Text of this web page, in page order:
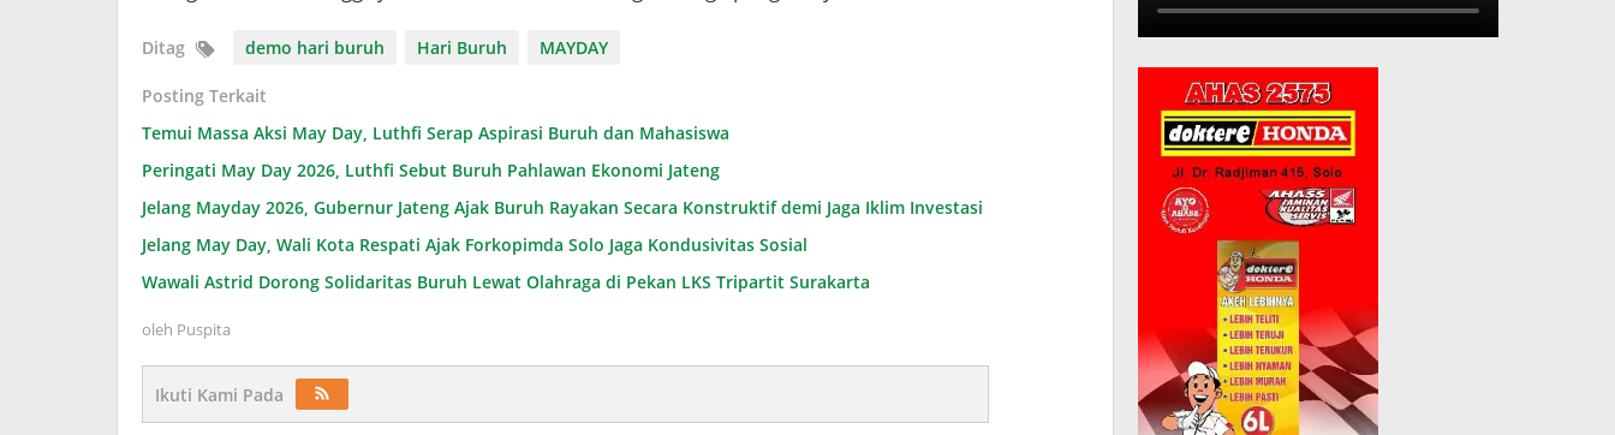
Ditag demo hari buruh Hari Buruh MAYDAY
Posting Terkait
Temui Massa Aksi May Day, Luthfi Serap Aspirasi Buruh dan Mahasiswa
Peringati May Day 2026, Luthfi Sebut Buruh Pahlawan Ekonomi Jateng
Jelang Mayday 2026, Gubernur Jateng Ajak Buruh Rayakan Secara Konstruktif demi Jaga Iklim Investasi
Jelang May Day, Wali Kota Respati Ajak Forkopimda Solo Jaga Kondusivitas Sosial
Wawali Astrid Dorong Solidaritas Buruh Lewat Olahraga di Pekan LKS Tripartit Surakarta
oleh Puspita
Ikuti Kami Pada